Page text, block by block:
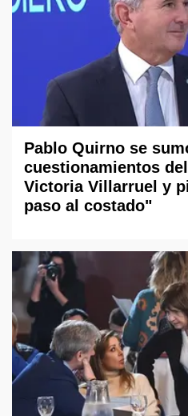
Pablo Quirno se
cuestionamientos
Victoria Villarruel y
paso al costado"